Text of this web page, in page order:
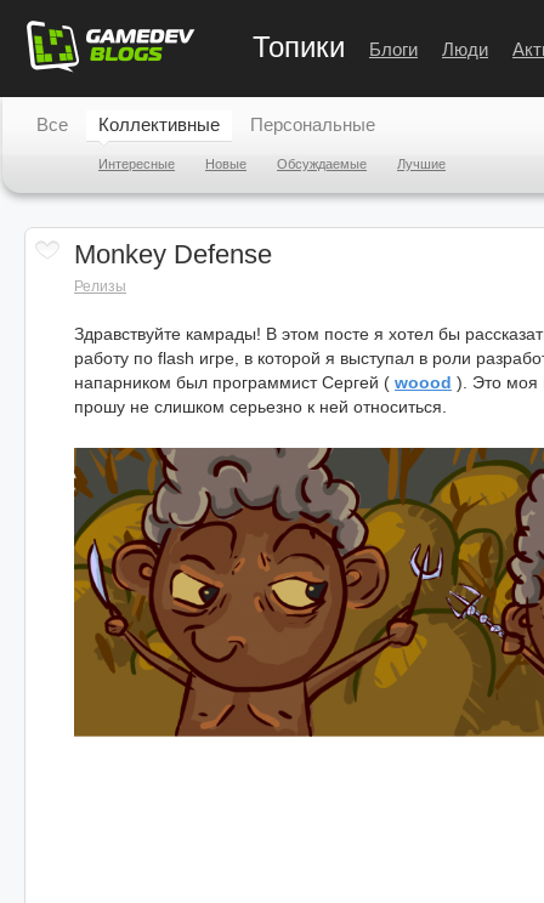
Топики Блоги Люди
Все Коллективные
Интересные Новые Обсуждаемые Лучшие
Персональные
Monkey Defense
Релизы
Здравствуйте камрады! В этом посте я хотел бы
работу по flash игре, в которой я выступал в роли
напарником был программист Сергей ( woood ). Это моя
прошу не слишком серьезно к ней относиться.